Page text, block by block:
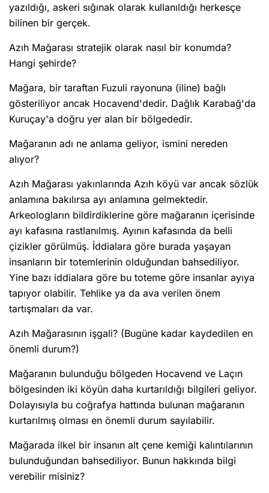
yazıldığı, askeri sığınak olarak kullanıldığı herkesçe
bilinen bir gerçek.
Azıh Mağarası stratejik olarak nasıl bir konumda?
Hangi şehirde?
Mağara, bir taraftan Fuzuli rayonuna (iline) bağlı
gösteriliyor ancak Hocavend'dedir. Dağlık Karabağ'da
Kuruçay'a doğru yer alan bir bölgededir.
Mağaranın adı ne anlama geliyor, ismini nereden
alıyor?
Azıh Mağarası yakınlarında Azıh köyü var ancak sözlük
anlamına bakılırsa ayı anlamına gelmektedir.
Arkeologların bildirdiklerine göre mağaranın içerisinde
ayı kafasına rastlanılmış. Ayının kafasında da belli
çizikler görülmüş. İddialara göre burada yaşayan
insanların bir totemlerinin olduğundan bahsediliyor.
Yine bazı iddialara göre bu toteme göre insanlar ayıya
tapıyor olabilir. Tehlike ya da ava verilen önem
tartışmaları da var.
Azıh Mağarasının işgali? (Bugüne kadar kaydedilen en
önemli durum?)
Mağaranın bulunduğu bölgeden Hocavend ve Laçın
bölgesinden iki köyün daha kurtarıldığı bilgileri geliyor.
Dolayısıyla bu coğrafya hattında bulunan mağaranın
kurtarılmış olması en önemli durum sayılabilir.
Mağarada ilkel bir insanın alt çene kemiği kalıntılarının
bulunduğundan bahsediliyor. Bunun hakkında bilgi
verebilir misiniz?